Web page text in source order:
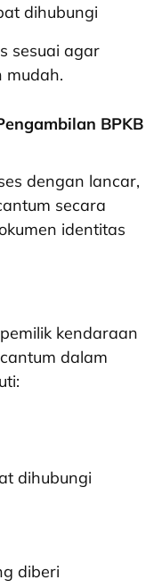
dihubungi
sesuai agar
mudah.
BPKB
dengan lancar,
secara
identitas
kendaraan
dalam
dihubungi
diberi